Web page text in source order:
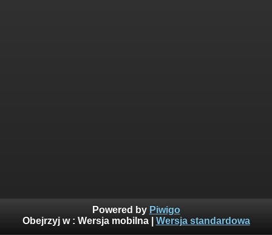
Powered by Piwigo
Obejrzyj w : Wersja mobilna| Wersja standardowa